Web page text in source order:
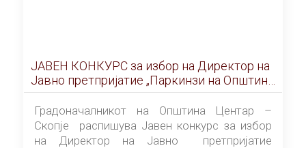
ЈАВЕН КОНКУРС за избор на Директор на
Јавно претпријатие „Паркинзи на Општина
Центар“ – Скопје
Градоначалникот на Општина Центар –
Скопје распишува Јавен конкурс за избор
на Директор на Јавно претпријатие